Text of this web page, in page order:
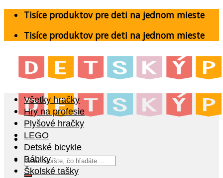
Skip
content
Tisíce produktov pre deti na jednom mieste
Tisíce produktov pre deti na jednom mieste
Hľadať:
Všetky hračky
Hry na profesie
Plyšové hračky
LEGO
Detské bicykle
Bábiky
Školské tašky